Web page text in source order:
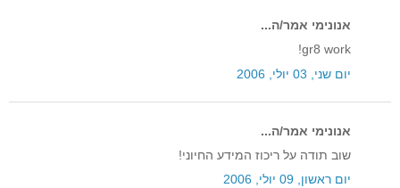
אנונימי אמר/ה...
gr8 work!
יום שני, 03 יולי, 2006
אנונימי אמר/ה...
שוב תודה על ריכוז המידע החיוני!
יום ראשון, 09 יולי, 2006